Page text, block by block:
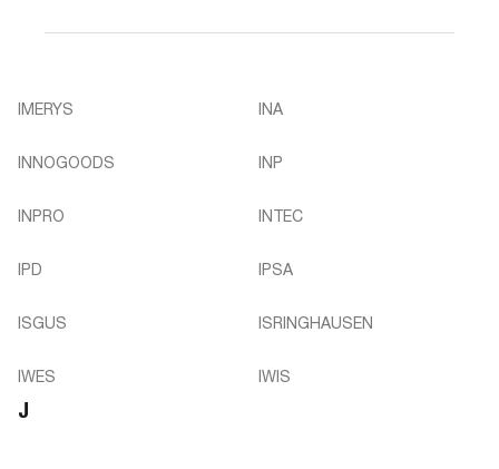
IMERYS INA
INNOGOODS INP
INPRO INTEC
IPD IPSA
ISGUS ISRINGHAUSEN
IWES IWIS
J